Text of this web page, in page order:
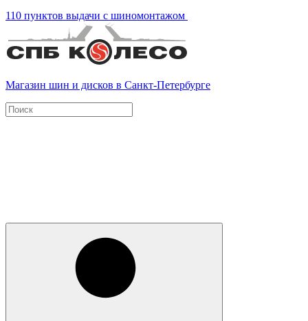
110 пунктов выдачи с шиномонтажом
Магазин шин и дисков в Санкт-Петербурге